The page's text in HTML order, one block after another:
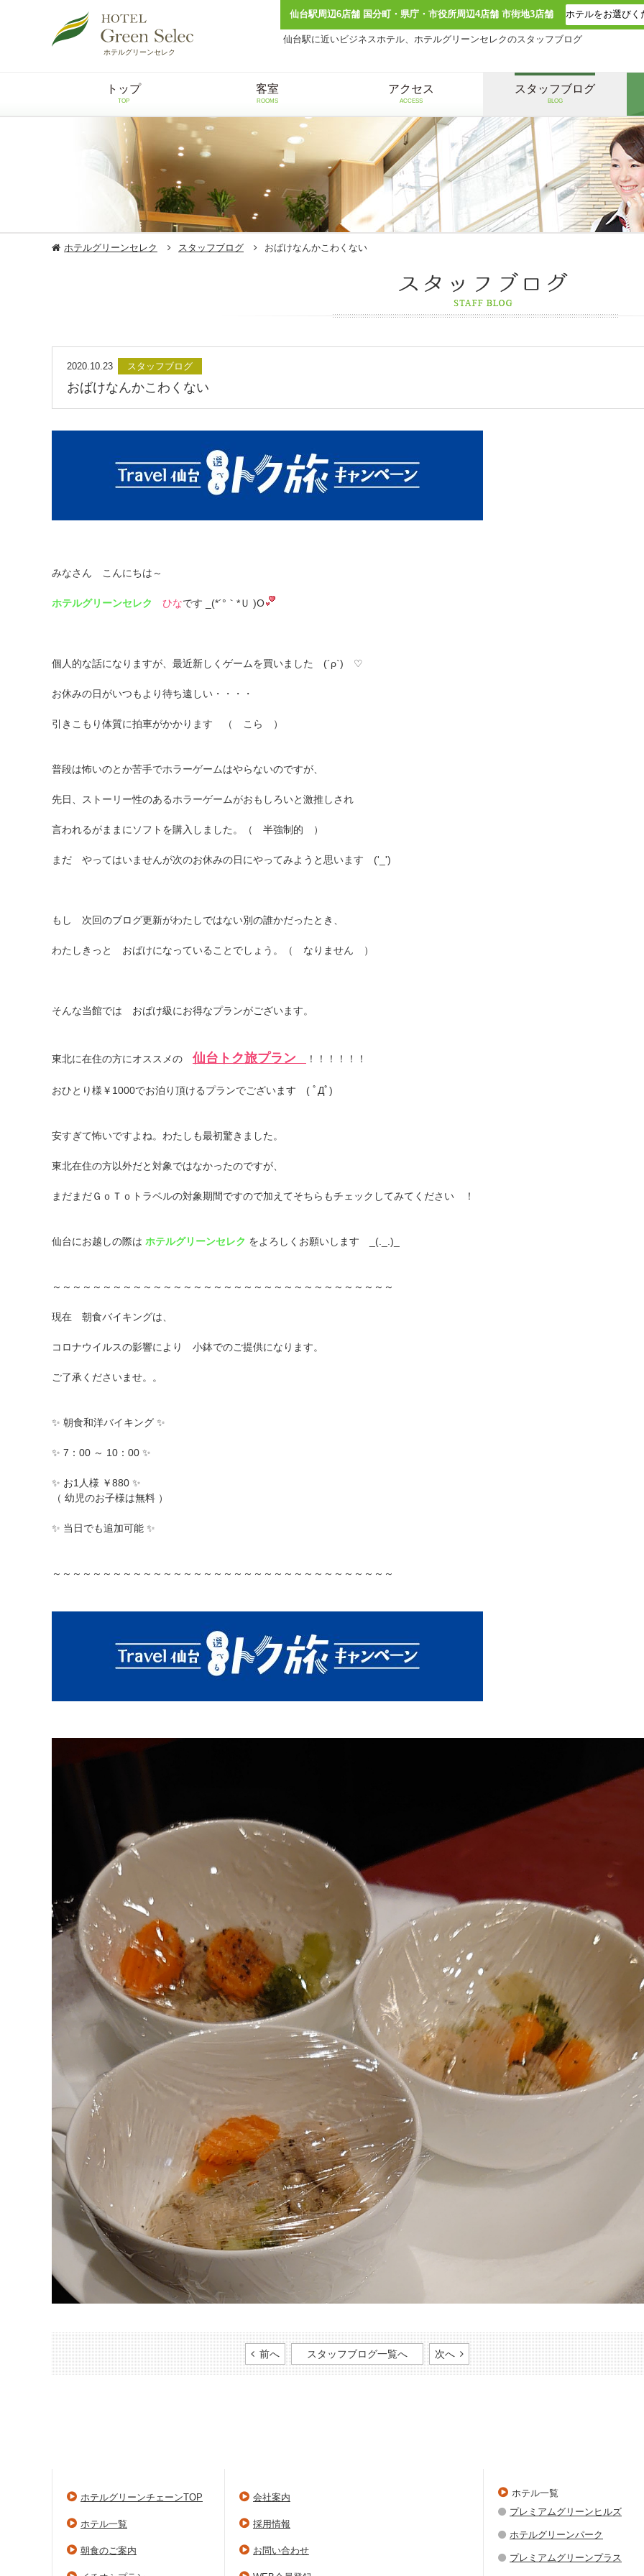
仙台駅周辺6店舗 国分町・県庁・市役所周辺4店舗 市街地3店舗
ホテルグリーンセレク
仙台駅に近いビジネスホテル、ホテルグリーンセレクのスタッフブログ
トップ
TOP
客室
ROOMS
アクセス
ACCESS
スタッフブログ
BLOG
ホテルグリーンセレク スタッフブログ おばけなんかこわくない
2020.10.23 スタッフブログ
おばけなんかこわくない
みなさん こんにちは～
ホテルグリーンセレク ひなです _(*´°｀*Ｕ )O
個人的な話になりますが、最近新しくゲームを買いました (´ρ`) ♡
お休みの日がいつもより待ち遠しい・・・・
引きこもり体質に拍車がかかります （ こら ）
普段は怖いのとか苦手でホラーゲームはやらないのですが、
先日、ストーリー性のあるホラーゲームがおもしろいと激推しされ
言われるがままにソフトを購入しました。（ 半強制的 ）
まだ やってはいませんが次のお休みの日にやってみようと思います ('_')
もし 次回のブログ更新がわたしではない別の誰かだったとき、
わたしきっと おばけになっていることでしょう。（ なりません ）
そんな当館では おばけ級にお得なプランがございます。
東北に在住の方にオススメの 仙台トク旅プラン ！！！！！！
おひとり様￥1000でお泊り頂けるプランでございます ( ﾟДﾟ)
安すぎて怖いですよね。わたしも最初驚きました。
東北在住の方以外だと対象ではなかったのですが、
まだまだＧｏＴｏトラベルの対象期間ですので加えてそちらもチェックしてみてください ！
仙台にお越しの際は ホテルグリーンセレク をよろしくお願いします _(._.)_
～～～～～～～～～～～～～～～～～～～～～～～～～～～～～～～～～～
現在 朝食バイキングは、
コロナウイルスの影響により 小鉢でのご提供になります。
ご了承くださいませ。。
✨ 朝食和洋バイキング ✨
✨ 7：00 ～ 10：00 ✨
✨ お1人様 ￥880 ✨
（ 幼児のお子様は無料 ）
✨ 当日でも追加可能 ✨
～～～～～～～～～～～～～～～～～～～～～～～～～～～～～～～～～～
前へ スタッフブログ一覧へ 次へ
ホテルグリーンチェーンTOP
ホテル一覧
朝食のご案内
会社案内
採用情報
お問い合わせ
ホテル一覧
プレミアムグリーンヒルズ
ホテルグリーンパーク
プレミアムグリーンプラス